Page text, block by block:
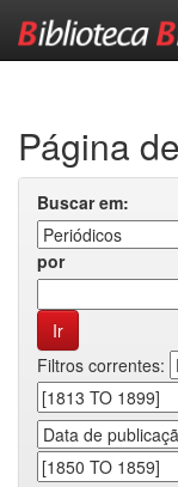
Página
Buscar em:
por
Filtros correntes: